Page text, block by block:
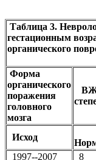
Таблица 3.
гестационным
органического
Форма
органического
поражения
головного
мозга
Исход
1997--2007
8